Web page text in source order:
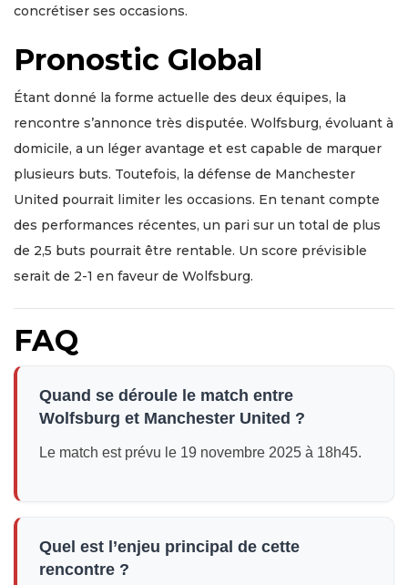
concrétiser ses occasions.
Pronostic Global
Étant donné la forme actuelle des deux équipes, la
rencontre s’annonce très disputée. Wolfsburg, évoluant à
domicile, a un léger avantage et est capable de marquer
plusieurs buts. Toutefois, la défense de Manchester
United pourrait limiter les occasions. En tenant compte
des performances récentes, un pari sur un total de plus
de 2,5 buts pourrait être rentable. Un score prévisible
serait de 2-1 en faveur de Wolfsburg.
FAQ
Quand se déroule le match entre
Wolfsburg et Manchester United ?
Le match est prévu le 19 novembre 2025 à 18h45.
Quel est l’enjeu principal de cette
rencontre ?